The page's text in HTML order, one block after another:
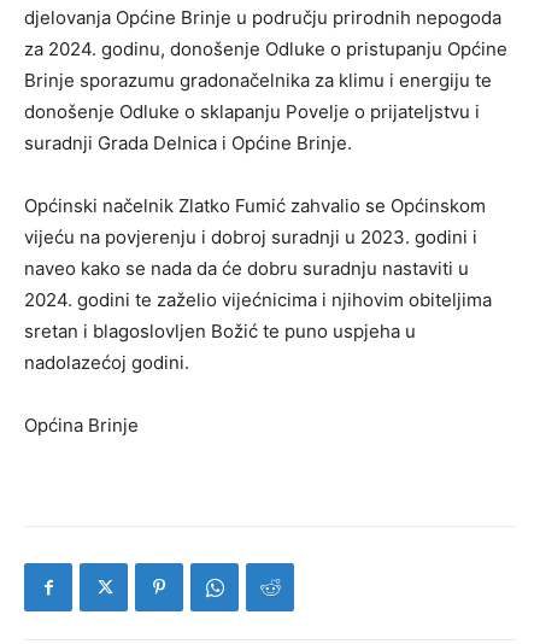
djelovanja Općine Brinje u području prirodnih nepogoda
za 2024. godinu, donošenje Odluke o pristupanju Općine
Brinje sporazumu gradonačelnika za klimu i energiju te
donošenje Odluke o sklapanju Povelje o prijateljstvu i
suradnji Grada Delnica i Općine Brinje.
Općinski načelnik Zlatko Fumić zahvalio se Općinskom
vijeću na povjerenju i dobroj suradnji u 2023. godini i
naveo kako se nada da će dobru suradnju nastaviti u
2024. godini te zaželio vijećnicima i njihovim obiteljima
sretan i blagoslovljen Božić te puno uspjeha u
nadolazećoj godini.
Općina Brinje